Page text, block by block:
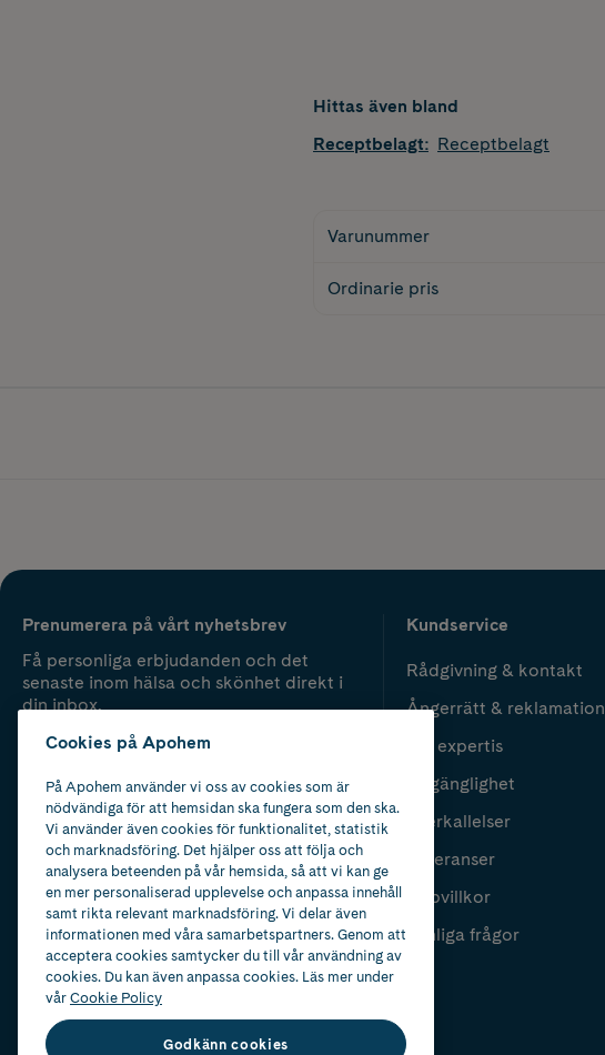
Hittas även bland
Receptbelagt: Receptbelagt
Varunummer
Ordinarie pris
Prenumerera på vårt nyhetsbrev
Få personliga erbjudanden och det
senaste inom hälsa och skönhet direkt i
din inbox.
Kundservice
Rådgivning & kontakt
Ångerrätt & reklamation
Vår expertis
Tillgänglighet
Återkallelser
Leveranser
Köpvillkor
Vanliga frågor
Cookies på Apohem
På Apohem använder vi oss av cookies som är
nödvändiga för att hemsidan ska fungera som den ska.
Vi använder även cookies för funktionalitet, statistik
och marknadsföring. Det hjälper oss att följa och
analysera beteenden på vår hemsida, så att vi kan ge
en mer personaliserad upplevelse och anpassa innehåll
samt rikta relevant marknadsföring. Vi delar även
informationen med våra samarbetspartners. Genom att
acceptera cookies samtycker du till vår användning av
cookies. Du kan även anpassa cookies. Läs mer under
vårCookie Policy
Godkänn cookies